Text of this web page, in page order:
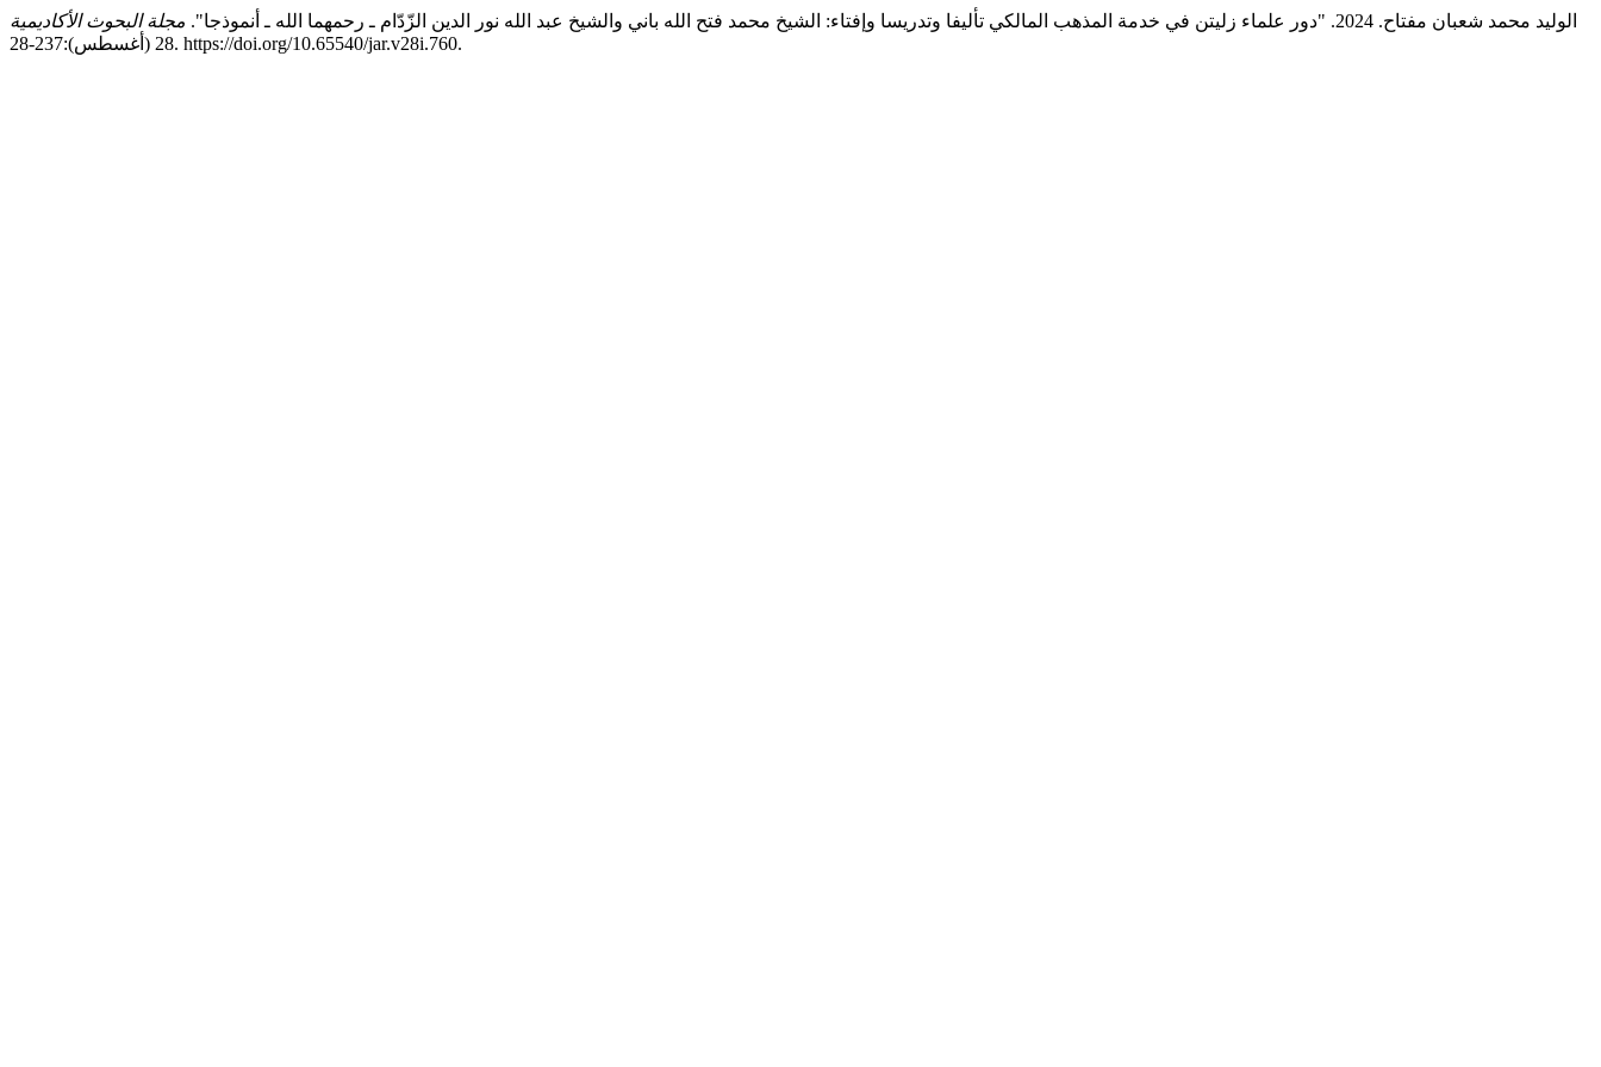
الوليد محمد شعبان مفتاح. 2024. "دور علماء زليتن في خدمة المذهب المالكي تأليفا وتدريسا وإفتاء: الشيخ محمد فتح الله باني والشيخ عبد الله نور الدين الزّدّام ـ رحمهما الله ـ أنموذجا".
مجلة البحوث الأكاديمية
28 (أغسطس):237-28. https://doi.org/10.65540/jar.v28i.760.